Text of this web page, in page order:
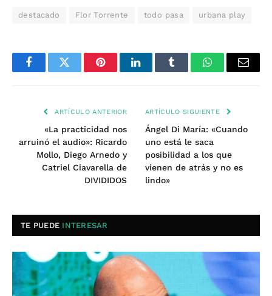
destacado Flor Torrente todo pasa urbana play
FacebookTwitter PinterestLinkedInTumblr WhatsAppEmail
ARTÍCULO ANTERIOR
«La practicidad nos
arruinó el audio»: Ricardo
Mollo, Diego Arnedo y
Catriel Ciavarella de
DIVIDIDOS
ARTÍCULO SIGUIENTE
Ángel Di María: «Cuando
uno está le saca
posibilidad a los que
vienen de atrás y no es
lindo»
TE PUEDE INTERESAR